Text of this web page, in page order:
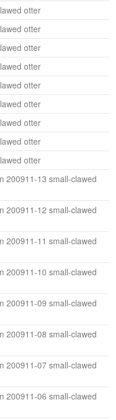
otter
otter
otter
otter
otter
otter
otter
otter
otter
200911-13 small-clawed
200911-12 small-clawed
200911-11 small-clawed
200911-10 small-clawed
200911-09 small-clawed
200911-08 small-clawed
200911-07 small-clawed
200911-06 small-clawed